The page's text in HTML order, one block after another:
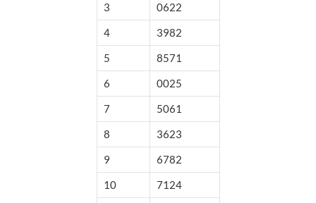
3
0622
4
3982
5
8571
6
0025
7
5061
8
3623
9
6782
10
7124